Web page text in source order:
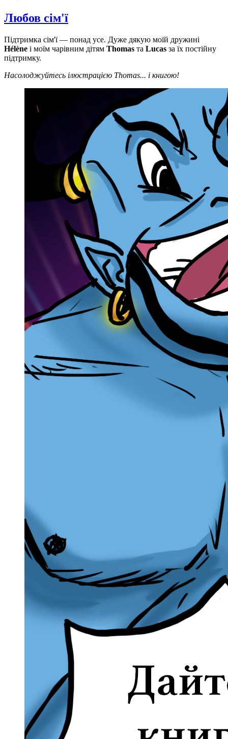
Любов сім'ї
Підтримка сім'ї — понад усе. Дуже дякую моїй дружині
Hélène і моїм чарівним дітям Thomas та Lucas за їх постійну
підтримку.
Насолоджуйтесь ілюстрацією Thomas... і книгою!